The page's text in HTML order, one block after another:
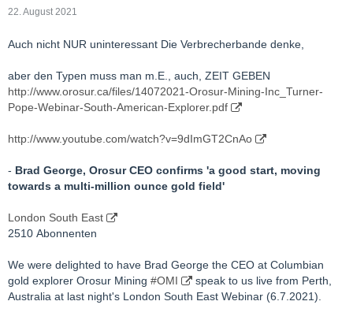
22. August 2021
Auch nicht NUR uninteressant Die Verbrecherbande denke,
aber den Typen muss man m.E., auch, ZEIT GEBEN
http://www.orosur.ca/files/14072021-Orosur-Mining-Inc_Turner-
Pope-Webinar-South-American-Explorer.pdf
http://www.youtube.com/watch?v=9dImGT2CnAo
- Brad George, Orosur CEO confirms 'a good start, moving
towards a multi-million ounce gold field'
London South East
2510 Abonnenten
We were delighted to have Brad George the CEO at Columbian
gold explorer Orosur Mining #OMI
speak to us live from Perth,
Australia at last night's London South East Webinar (6.7.2021).